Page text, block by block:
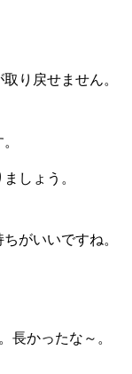
り戻せません。
しょう。
がいいですね。
長かったな～。